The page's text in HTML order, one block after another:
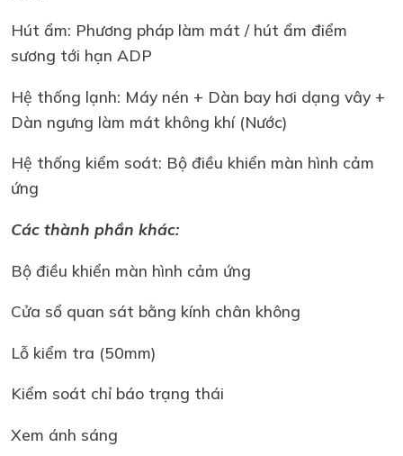
Hút ẩm: Phương pháp làm mát / hút ẩm điểm
sương tới hạn ADP
Hệ thống lạnh: Máy nén + Dàn bay hơi dạng vây +
Dàn ngưng làm mát không khí (Nước)
Hệ thống kiểm soát: Bộ điều khiển màn hình cảm
ứng
Các thành phần khác:
Bộ điều khiển màn hình cảm ứng
Cửa sổ quan sát bằng kính chân không
Lỗ kiểm tra (50mm)
Kiểm soát chỉ báo trạng thái
Xem ánh sáng